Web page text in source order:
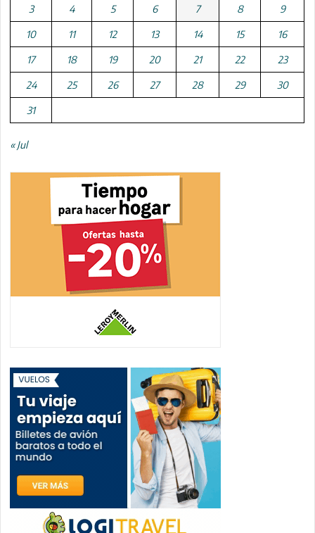
3 4 5 6 7 8 9
10 11 12 13 14 15 16
17 18 19 20 21 22 23
24 25 26 27 28 29 30
31
« Jul